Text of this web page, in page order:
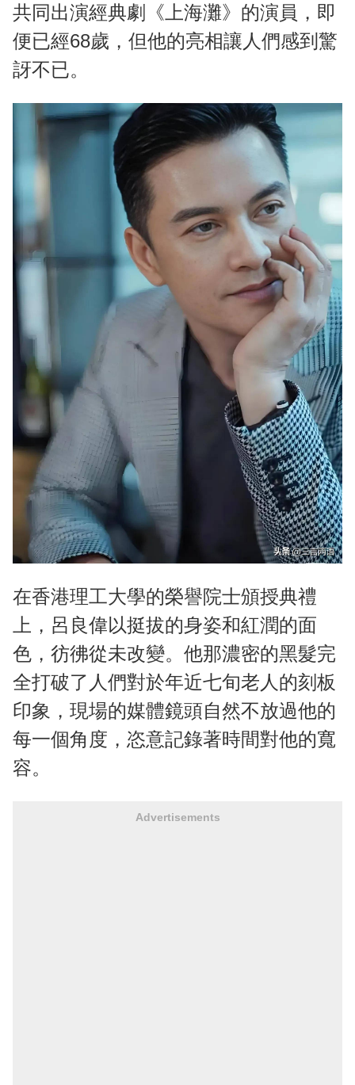
共同出演經典劇《上海灘》的演員，即
便已經68歲，但他的亮相讓人們感到驚
訝不已。
在香港理工大學的榮譽院士頒授典禮
上，呂良偉以挺拔的身姿和紅潤的面
色，彷彿從未改變。他那濃密的黑髮完
全打破了人們對於年近七旬老人的刻板
印象，現場的媒體鏡頭自然不放過他的
每一個角度，恣意記錄著時間對他的寬
容。
Advertisements